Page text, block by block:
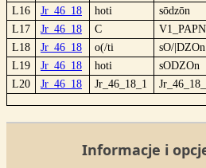
L16
Jr_46_18 hoti sōdzōn
L17
Jr_46_18 C
L18
Jr_46_18 o(/ti sO/|DZOn
L19
Jr_46_18 hoti sODZOn
L20
Jr_46_18 Jr_46_18_1
Informacje i